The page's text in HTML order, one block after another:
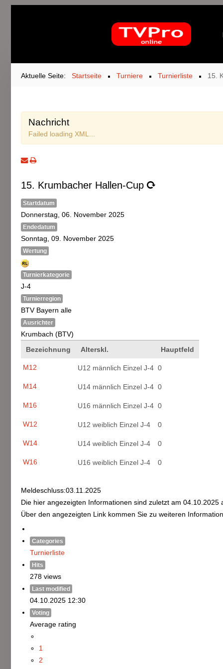
Aktuelle Seite: Startseite Turniere Turnierliste 15.
Nachricht
Failed loading XML...
15. Krumbacher Hallen-Cup
Startdatum
Donnerstag, 06. November 2025
Endedatum
Sonntag, 09. November 2025
Wertung
Turnierkategorie
J-4
Turnierregion
BTV Bayern alle
Ausrichter
Krumbach (BTV)
Bezeichnung
Alterskl. Hauptfeld
M12 U12 männlich Einzel J-4 0
M14 U14 männlich Einzel J-4 0
M16 U16 männlich Einzel J-4 0
W12 U12 weiblich Einzel J-4 0
W14 U14 weiblich Einzel J-4 0
W16 U16 weiblich Einzel J-4 0
Meldeschluss:03.11.2025
Die hier angezeigten Informationen sind zuletzt am
Über den angezeigten Link kommen Sie zu weiteren
Categories
Turnierliste
Hits
278 views
Last modified
04.10.2025 12:30
Voting
Average rating
1
2